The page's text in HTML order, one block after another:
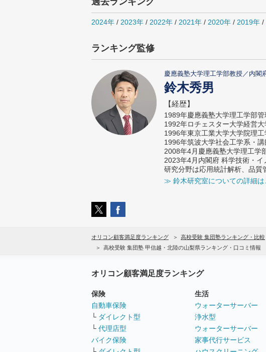
2024年 / 2023年 / 2022年 / 2021年 / 2020年 / 2019年 /
ランキング監修
慶應義塾大学理工学部教授／内閣
鈴木秀男
【経歴】
1989年慶應義塾大学理工学部管
1992年ロチェスター大学経営大
1996年東京工業大学大学院理
1996年筑波大学社会工学系・講
2008年4月慶應義塾大学理工学
2023年4月内閣府 科学技術・イ
研究分野は応用統計解析、品質
≫ 鈴木研究室についての詳細は
オリコン顧客満足度ランキング 高校受験 集団塾ランキング・比較
高校受験 集団塾 甲信越・北陸の山梨県ランキング・口コミ情報
オリコン顧客満足度ランキング
保険
自動車保険
└ ダイレクト型
└ 代理店型
バイク保険
生活
ウォーターサーバー
浄水型
ウォーターサーバー
家事代行サービス